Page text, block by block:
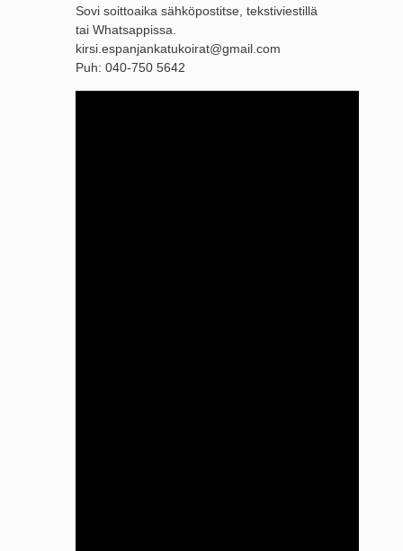
Sovi soittoaika sähköpostitse, tekstiviestillä
tai Whatsappissa.
kirsi.espanjankatukoirat@gmail.com
Puh: 040-750 5642